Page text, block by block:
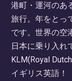
港町・運河のあ
旅行。年をとっ
です。世界の空
日本に乗り入れ
KLM(Royal
イギリス英語！